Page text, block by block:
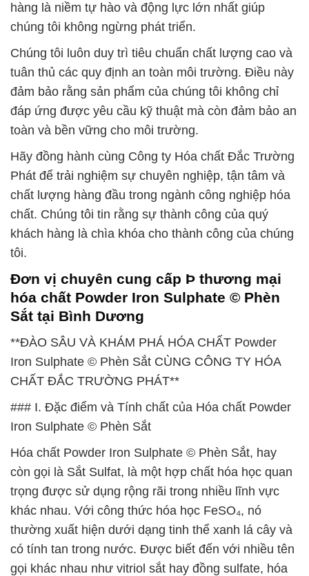
hàng là niềm tự hào và động lực lớn nhất giúp
chúng tôi không ngừng phát triển.
Chúng tôi luôn duy trì tiêu chuẩn chất lượng cao và
tuân thủ các quy định an toàn môi trường. Điều này
đảm bảo rằng sản phẩm của chúng tôi không chỉ
đáp ứng được yêu cầu kỹ thuật mà còn đảm bảo an
toàn và bền vững cho môi trường.
Hãy đồng hành cùng Công ty Hóa chất Đắc Trường
Phát để trải nghiệm sự chuyên nghiệp, tận tâm và
chất lượng hàng đầu trong ngành công nghiệp hóa
chất. Chúng tôi tin rằng sự thành công của quý
khách hàng là chìa khóa cho thành công của chúng
tôi.
Đơn vị chuyên cung cấp Þ thương mại
hóa chất Powder Iron Sulphate © Phèn
Sắt tại Bình Dương
**ĐÀO SÂU VÀ KHÁM PHÁ HÓA CHẤT Powder
Iron Sulphate © Phèn Sắt CÙNG CÔNG TY HÓA
CHẤT ĐẮC TRƯỜNG PHÁT**
### I. Đặc điểm và Tính chất của Hóa chất Powder
Iron Sulphate © Phèn Sắt
Hóa chất Powder Iron Sulphate © Phèn Sắt, hay
còn gọi là Sắt Sulfat, là một hợp chất hóa học quan
trọng được sử dụng rộng rãi trong nhiều lĩnh vực
khác nhau. Với công thức hóa học FeSO₄, nó
thường xuất hiện dưới dạng tinh thể xanh lá cây và
có tính tan trong nước. Được biết đến với nhiều tên
gọi khác nhau như vitriol sắt hay đồng sulfate, hóa